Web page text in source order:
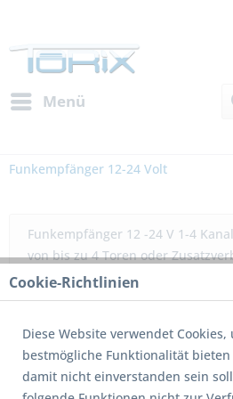
Menü
Funkempfänger 12-24 Volt
Funkempfänger 12 -24 V 1-4
von bis zu 4 Toren oder
Beleuchtungmehr erfahren »
Filtern
1 von11
Cookie-Richtlinien
Diese Website verwendet
bestmögliche Funktionalität
damit nicht einverstanden sein